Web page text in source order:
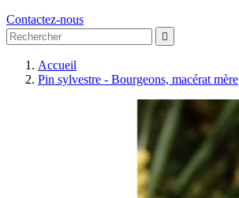
Contactez-nous

Accueil
Pin sylvestre - Bourgeons, macérat mère